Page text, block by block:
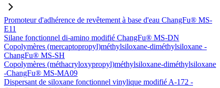
Promoteur d'adhérence de revêtement à base d'eau ChangFu® MS-
E11
Silane fonctionnel di-amino modifié ChangFu® MS-DN
Copolymères (mercaptopropyl)méthylsiloxane-diméthylsiloxane -
ChangFu® MS-SH
Copolymères (méthacryloxypropyl)méthylsiloxane-diméthylsiloxane
-ChangFu® MS-MA09
Dispersant de siloxane fonctionnel vinylique modifié A-172 -